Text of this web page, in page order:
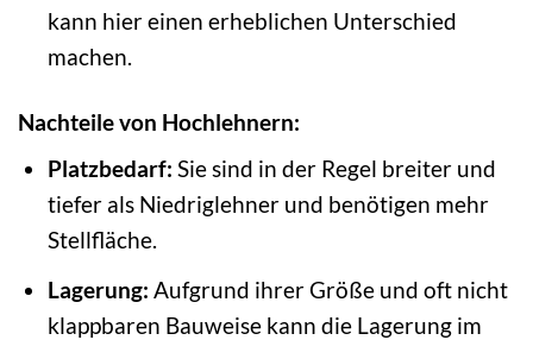
kann hier einen erheblichen Unterschied
machen.
Nachteile von Hochlehnern:
Platzbedarf: Sie sind in der Regel breiter und
tiefer als Niedriglehner und benötigen mehr
Stellfläche.
Lagerung: Aufgrund ihrer Größe und oft nicht
klappbaren Bauweise kann die Lagerung im